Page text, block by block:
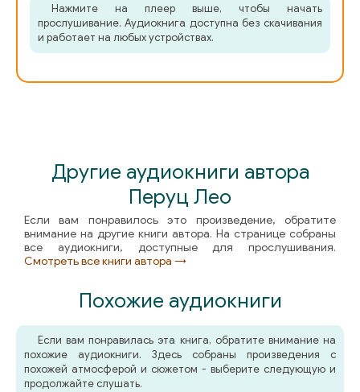
Нажмите на плеер выше, чтобы начать
прослушивание. Аудиокнига доступна без скачивания
и работает на любых устройствах.
Другие аудиокниги автора
Перуц Лео
Если вам понравилось это произведение, обратите
внимание на другие книги автора. На странице собраны
все аудиокниги, доступные для прослушивания.
Смотреть все книги автора →
Похожие аудиокниги
Если вам понравилась эта книга, обратите внимание на
похожие аудиокниги. Здесь собраны произведения с
похожей атмосферой и сюжетом - выберите следующую и
продолжайте слушать.